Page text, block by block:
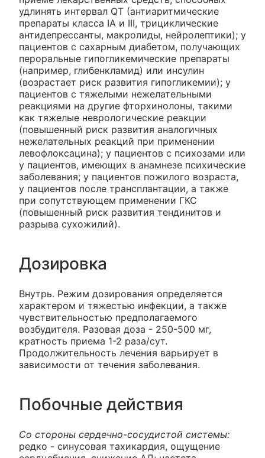
удлинять интервал QT (антиаритмические
препараты класса IА и III, трициклические
антидепрессанты, макролиды, нейролептики); у
пациентов с сахарным диабетом, получающих
пероральные гипогликемические препараты
(например, глибенкламид) или инсулин
(возрастает риск развития гипогликемии); у
пациентов с тяжелыми нежелательными
реакциями на другие фторхинолоны, такими
как тяжелые неврологические реакции
(повышенный риск развития аналогичных
нежелательных реакций при применении
левофлоксацина); у пациентов с психозами или
у пациентов, имеющих в анамнезе психические
заболевания; у пациентов пожилого возраста,
у пациентов после трансплантации, а также
при сопутствующем применении ГКС
(повышенный риск развития тендинитов и
разрыва сухожилий).
Дозировка
Внутрь. Режим дозирования определяется
характером и тяжестью инфекции, а также
чувствительностью предполагаемого
возбудителя. Разовая доза - 250-500 мг,
кратность приема 1-2 раза/сут.
Продолжительность лечения варьирует в
зависимости от течения заболевания.
Побочные действия
Со стороны сердечно-сосудистой системы:
редко - синусовая тахикардия, ощущение